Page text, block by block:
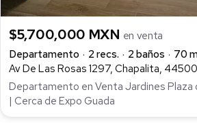
$5,700,000 MXN en venta
Departamento
2 recs. 2 baños
70
Departamento en Venta Jardines Plaza
| Cerca de Expo Guada